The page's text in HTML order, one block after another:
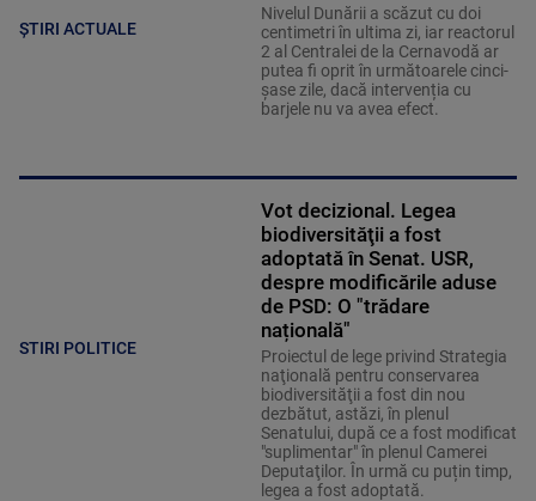
ȘTIRI ACTUALE
Nivelul Dunării a scăzut cu doi
centimetri în ultima zi, iar reactorul
2 al Centralei de la Cernavodă ar
putea fi oprit în următoarele cinci-
șase zile, dacă intervenția cu
barjele nu va avea efect.
STIRI POLITICE
Vot decizional. Legea
biodiversităţii a fost
adoptată în Senat. USR,
despre modificările aduse
de PSD: O "trădare
națională"
Proiectul de lege privind Strategia
naţională pentru conservarea
biodiversităţii a fost din nou
dezbătut, astăzi, în plenul
Senatului, după ce a fost modificat
"suplimentar" în plenul Camerei
Deputaţilor. În urmă cu puțin timp,
legea a fost adoptată.